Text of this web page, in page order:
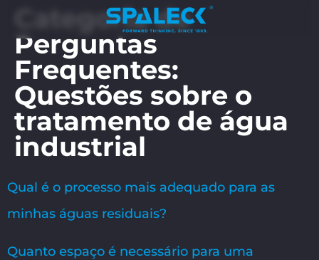
Categoria de
Perguntas
Frequentes:
Questões sobre o
tratamento de água
industrial
Qual é o processo mais adequado para as
minhas águas residuais?
Quanto espaço é necessário para uma